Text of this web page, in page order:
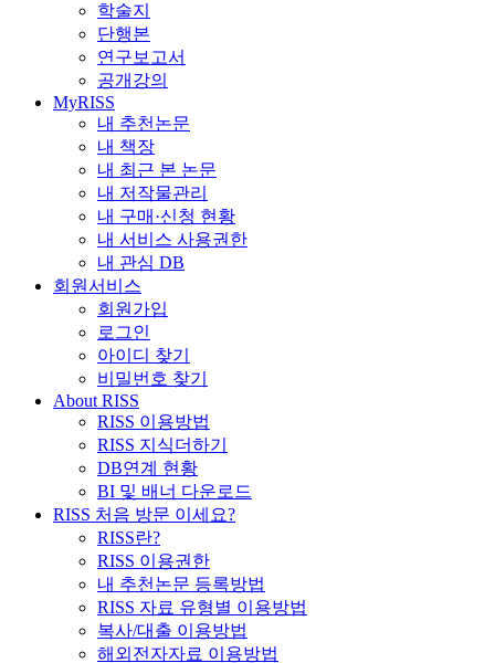
학술지
단행본
연구보고서
공개강의
MyRISS
내 추천논문
내 책장
내 최근 본 논문
내 저작물관리
내 구매·신청 현황
내 서비스 사용권한
내 관심 DB
회원서비스
회원가입
로그인
아이디 찾기
비밀번호 찾기
About RISS
RISS 이용방법
RISS 지식더하기
DB연계 현황
BI 및 배너 다운로드
RISS 처음 방문 이세요?
RISS란?
RISS 이용권한
내 추천논문 등록방법
RISS 자료 유형별 이용방법
복사/대출 이용방법
해외전자자료 이용방법